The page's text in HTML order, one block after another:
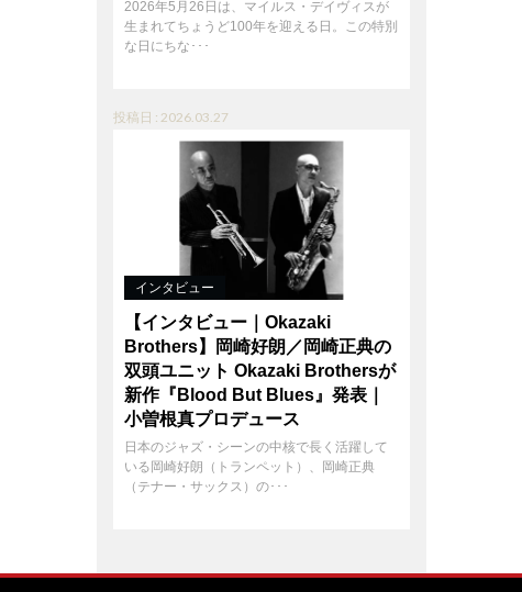
2026年5月26日は、マイルス・デイヴィスが
生まれてちょうど100年を迎える日。この特別
な日にちな･･･
投稿日 : 2026.03.27
インタビュー
【インタビュー｜Okazaki
Brothers】岡崎好朗／岡崎正典の
双頭ユニット Okazaki Brothersが
新作『Blood But Blues』発表｜
小曽根真プロデュース
日本のジャズ・シーンの中核で長く活躍して
いる岡崎好朗（トランペット）、岡崎正典
（テナー・サックス）の･･･